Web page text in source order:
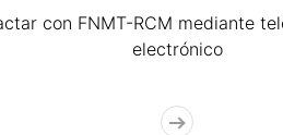
con FNMT-RCM mediante
electrónico